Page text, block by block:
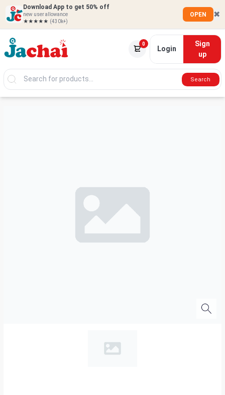
Download App to get 50% off
new user allowance
★★★★★ (430k+)
OPEN ✖
0
Login
Sign
up
Search